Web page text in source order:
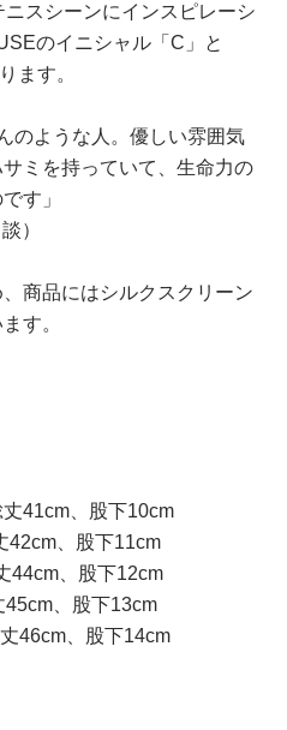
スシーンにインスピレーシ
のイニシャル「C」と
ます。
のような人。優しい雰囲気
ミを持っていて、生命力の
す」
）
商品にはシルクスクリーン
す。
41cm、股下10cm
42cm、股下11cm
44cm、股下12cm
45cm、股下13cm
46cm、股下14cm